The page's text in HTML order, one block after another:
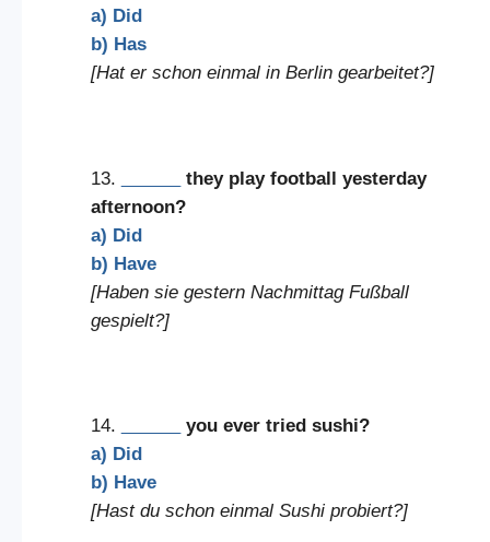
a) Did
b) Has
[Hat er schon einmal in Berlin gearbeitet?]
13.
they play football yesterday
afternoon?
a) Did
b) Have
[Haben sie gestern Nachmittag Fußball
gespielt?]
14.
you ever tried sushi?
a) Did
b) Have
[Hast du schon einmal Sushi probiert?]